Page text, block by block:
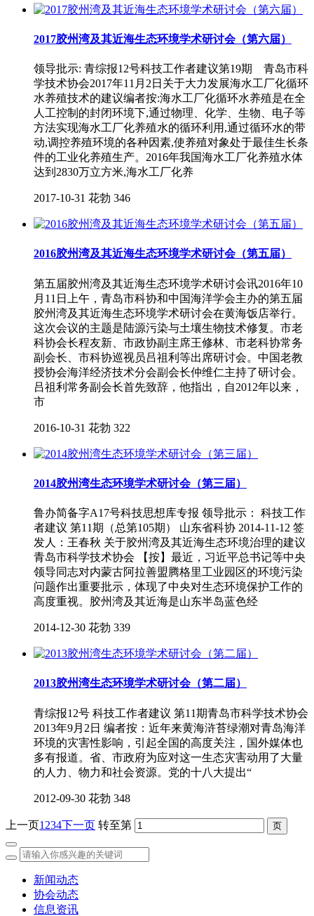
2017胶州湾及其近海生态环境学术研讨会（第六届）
领导批示: 青综报12号科技工作者建议第19期 青岛市科
学技术协会2017年11月2日关于大力发展海水工厂化循环
水养殖技术的建议编者按:海水工厂化循环水养殖是在全
人工控制的封闭环境下,通过物理、化学、生物、电子等
方法实现海水工厂化养殖水的循环利用,通过循环水的带
动,调控养殖环境的各种因素,使养殖对象处于最佳生长条
件的工业化养殖生产。2016年我国海水工厂化养殖水体
达到2830万立方米,海水工厂化养
2017-10-31 花勃 346
2016胶州湾及其近海生态环境学术研讨会（第五届）
第五届胶州湾及其近海生态环境学术研讨会讯2016年10
月11日上午，青岛市科协和中国海洋学会主办的第五届
胶州湾及其近海生态环境学术研讨会在黄海饭店举行。
这次会议的主题是陆源污染与土壤生物技术修复。市老
科协会长程友新、市政协副主席王修林、市老科协常务
副会长、市科协巡视员吕祖利等出席研讨会。中国老教
授协会海洋经济技术分会副会长仲维仁主持了研讨会。
吕祖利常务副会长首先致辞，他指出，自2012年以来，
市
2016-10-31 花勃 322
2014胶州湾生态环境学术研讨会（第三届）
鲁办简备字A17号科技思想库专报 领导批示： 科技工作
者建议 第11期（总第105期） 山东省科协 2014-11-12 签
发人：王春秋 关于胶州湾及其近海生态环境治理的建议
青岛市科学技术协会 【按】最近，习近平总书记等中央
领导同志对内蒙古阿拉善盟腾格里工业园区的环境污染
问题作出重要批示，体现了中央对生态环境保护工作的
高度重视。胶州湾及其近海是山东半岛蓝色经
2014-12-30 花勃 339
2013胶州湾生态环境学术研讨会（第二届）
青综报12号 科技工作者建议 第11期青岛市科学技术协会
2013年9月2日 编者按：近年来黄海浒苔绿潮对青岛海洋
环境的灾害性影响，引起全国的高度关注，国外媒体也
多有报道。省、市政府为应对这一生态灾害动用了大量
的人力、物力和社会资源。党的十八大提出“
2012-09-30 花勃 348
上一页1 234下一页 转至第
新闻动态
协会动态
信息资讯